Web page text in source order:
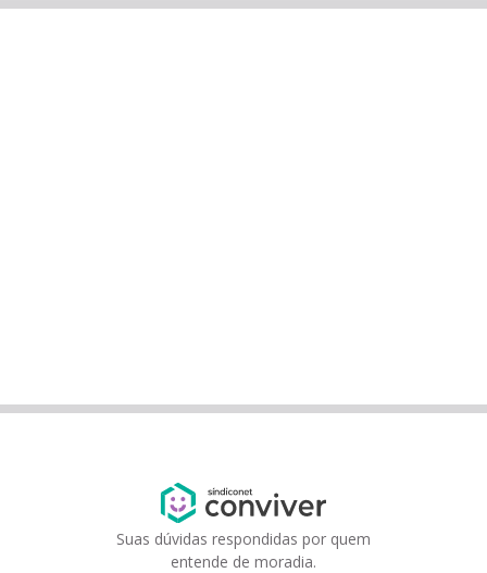
Suas dúvidas respondidas por quem
entende de moradia.